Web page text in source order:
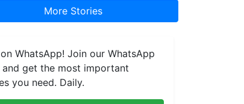
More Stories
WhatsApp! Join our WhatsApp
get the most important
you need. Daily.